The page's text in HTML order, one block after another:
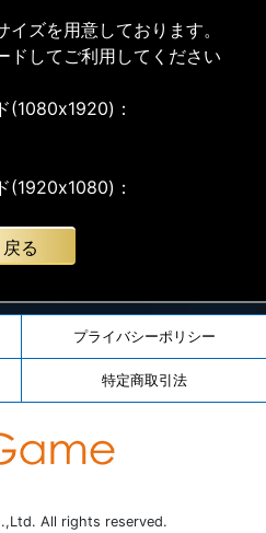
ズを用意しております。
ドしてご利用してください
(1080x1920)：
(1920x1080)：
戻る
プライバシーポリシー
特定商取引法
All rights reserved.